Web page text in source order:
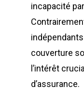
incapacité
couverture
l’intérêt
d’assurance.